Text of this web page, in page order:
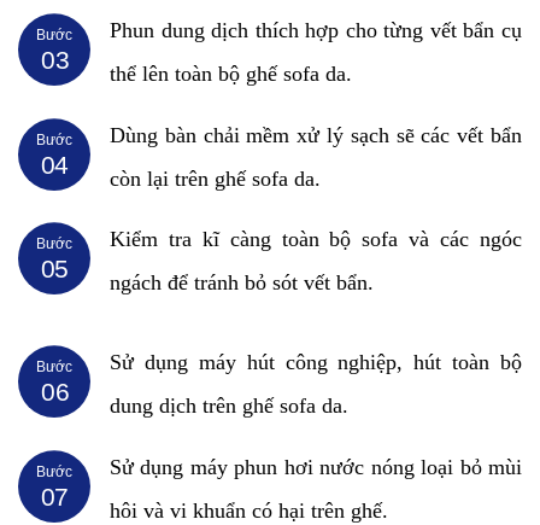
03
Bước
Phun dung dịch thích hợp cho từng vết bẩn cụ
thể lên toàn bộ ghế sofa da.
04
Bước
Dùng bàn chải mềm xử lý sạch sẽ các vết bẩn
còn lại trên ghế sofa da.
05
Bước
Kiểm tra kĩ càng toàn bộ sofa và các ngóc
ngách để tránh bỏ sót vết bẩn.
06
Bước
Sử dụng máy hút công nghiệp, hút toàn bộ
dung dịch trên ghế sofa da.
07
Bước
Sử dụng máy phun hơi nước nóng loại bỏ mùi
hôi và vi khuẩn có hại trên ghế.